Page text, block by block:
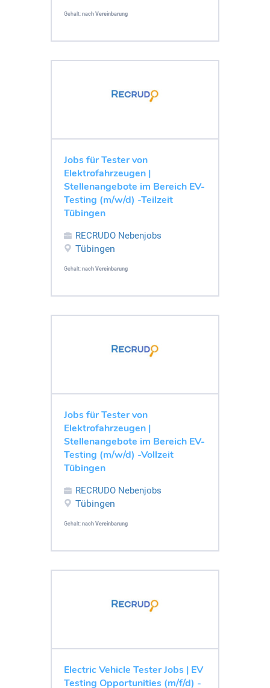
Gehalt: nach Vereinbarung
Jobs für Tester von
Elektrofahrzeugen |
Stellenangebote im Bereich EV-
Testing (m/w/d) -Teilzeit
Tübingen
RECRUDO Nebenjobs
Tübingen
Gehalt: nach Vereinbarung
Jobs für Tester von
Elektrofahrzeugen |
Stellenangebote im Bereich EV-
Testing (m/w/d) -Vollzeit
Tübingen
RECRUDO Nebenjobs
Tübingen
Gehalt: nach Vereinbarung
Electric Vehicle Tester Jobs | EV
Testing Opportunities (m/f/d) -